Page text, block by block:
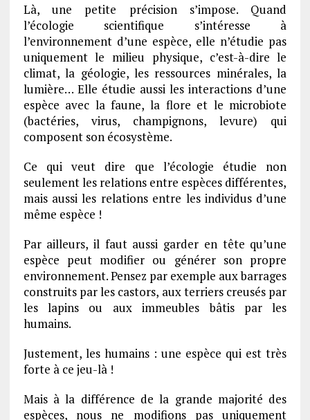
Là, une petite précision s’impose. Quand
l’écologie scientifique s’intéresse à
l’environnement d’une espèce, elle n’étudie pas
uniquement le milieu physique, c’est-à-dire le
climat, la géologie, les ressources minérales, la
lumière… Elle étudie aussi les interactions d’une
espèce avec la faune, la flore et le microbiote
(bactéries, virus, champignons, levure) qui
composent son écosystème.
Ce qui veut dire que l’écologie étudie non
seulement les relations entre espèces différentes,
mais aussi les relations entre les individus d’une
même espèce !
Par ailleurs, il faut aussi garder en tête qu’une
espèce peut modifier ou générer son propre
environnement. Pensez par exemple aux barrages
construits par les castors, aux terriers creusés par
les lapins ou aux immeubles bâtis par les
humains.
Justement, les humains : une espèce qui est très
forte à ce jeu-là !
Mais à la différence de la grande majorité des
espèces, nous ne modifions pas uniquement